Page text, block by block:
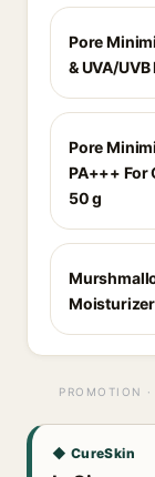
Pore
& UVA/
Pore
PA+++ For
50 g
PROMOTION
◆ CureSkin